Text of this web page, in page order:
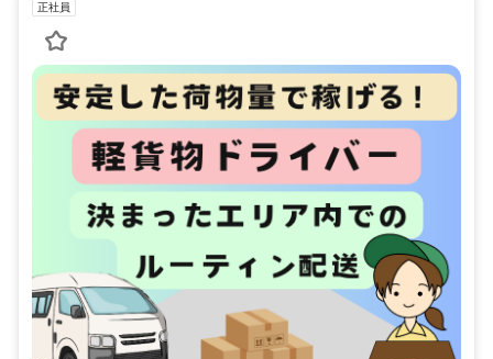
正社員